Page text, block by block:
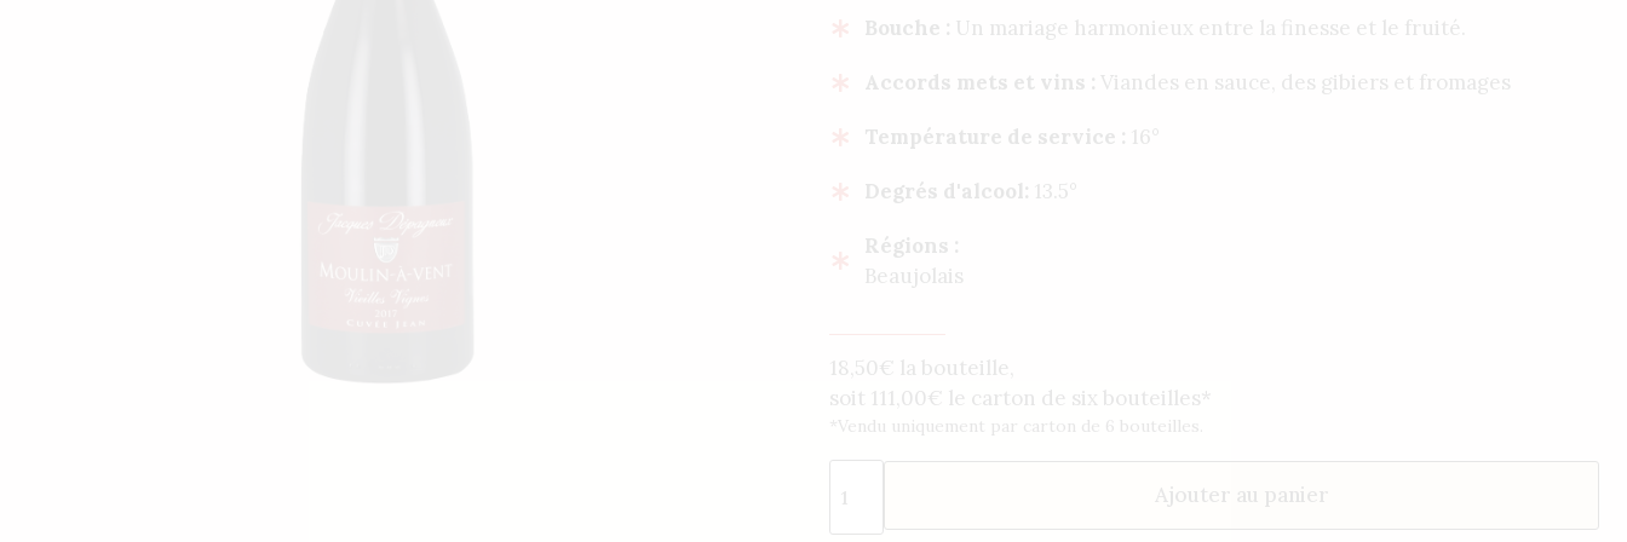
Bouche : Un mariage harmonieux entre la finesse et le fruité.
Accords mets et vins : Viandes en sauce, des gibiers et fromages
Température de service : 16°
Degrés d'alcool: 13.5°
Régions :
Beaujolais
18,50€ la bouteille,
soit 111,00€ le carton de six bouteilles*
*Vendu uniquement par carton de 6 bouteilles.
Ajouter au panier